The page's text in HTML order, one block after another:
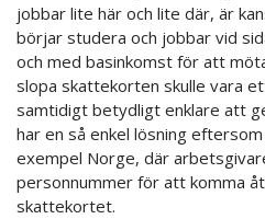
jobbar lite här och lite där, är
börjar studera och jobbar vid
och med basinkomst för att
slopa skattekorten skulle vara
samtidigt betydligt enklare att
har en så enkel lösning
exempel Norge, där
personnummer för att komma
skattekortet.